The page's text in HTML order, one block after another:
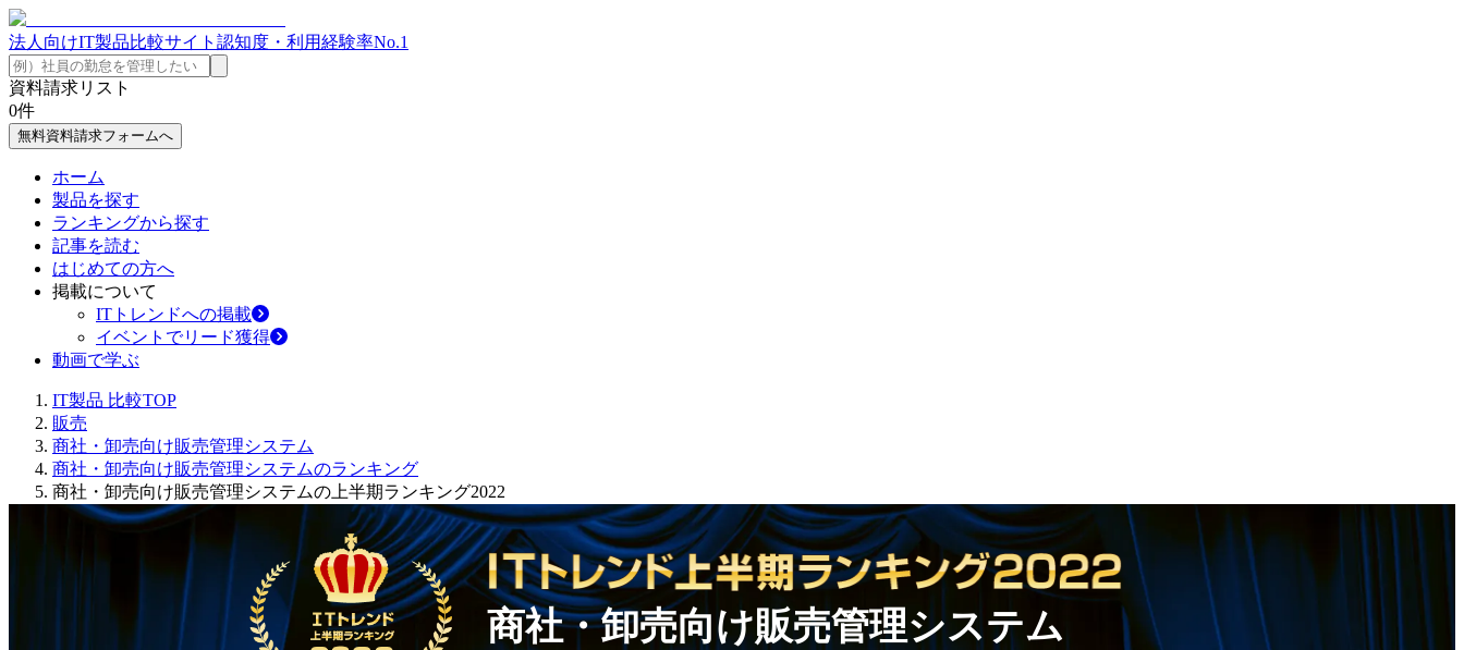
法人向けIT製品比較サイト 認知度・利用経験率No.1
資料請求リスト
0件
無料資料請求フォームへ
ホーム
製品を探す
ランキングから探す
記事を読む
はじめての方へ
掲載について
ITトレンドへの掲載
イベントでリード獲得
動画で学ぶ
IT製品 比較TOP
販売
商社・卸売向け販売管理システム
商社・卸売向け販売管理システムのランキング
商社・卸売向け販売管理システムの上半期ランキング2022
商社・卸売向け販売管理システム